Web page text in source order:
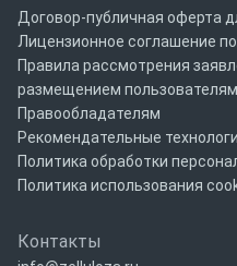
Договор-публичная оферта
Лицензионное соглашение
Правила рассмотрения
размещением
Правообладателям
Рекомендательные
Политика обработки
Политика использования
Контакты